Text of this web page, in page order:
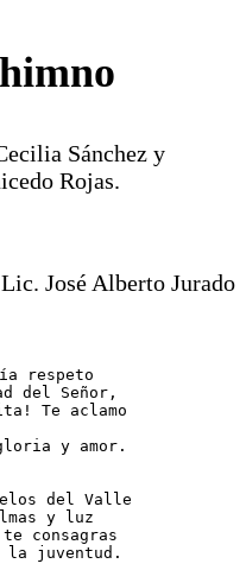
Sánchez y
Rojas.
Lic. José Alberto Jurado
respeto
del Señor,
Te aclamo
y amor.
del Valle
y luz
consagras
juventud.